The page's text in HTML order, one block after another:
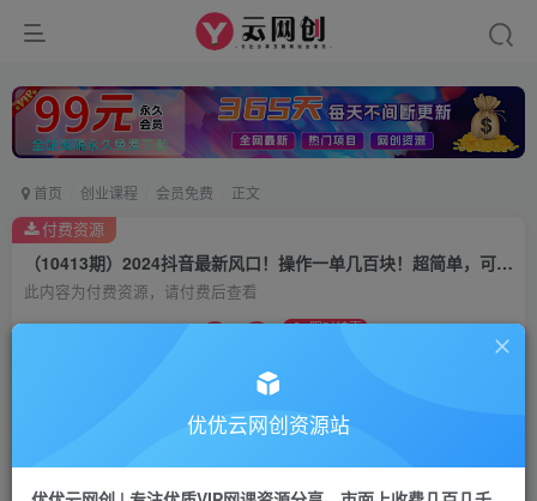
首页 创业课程 会员免费 正文
（10413期）2024抖音最新风口！操作一单几百块！超简单，可批量去做！！！
此内容为付费资源，请付费后查看
9.9 限时特惠
立即购买
付费资源
优优云网创资源站